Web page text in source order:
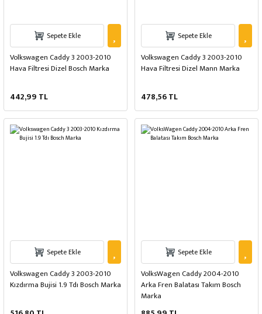
Sepete Ekle
Volkswagen Caddy 3 2003-2010
Hava Filtresi Dizel Bosch Marka
442,99 TL
Sepete Ekle
Volkswagen Caddy 3 2003-2010
Hava Filtresi Dizel Mann Marka
478,56 TL
Sepete Ekle
Volkswagen Caddy 3 2003-2010
Kızdırma Bujisi 1.9 Tdı Bosch Marka
Sepete Ekle
VolksWagen Caddy 2004-2010
Arka Fren Balatası Takım Bosch
Marka